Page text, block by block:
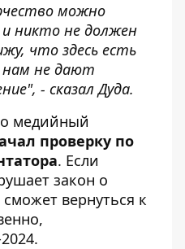
можно
никто не должен
что здесь есть
нам не дают
", - сказал Дуда.
медийный
проверку по
. Если
закон о
вернуться к